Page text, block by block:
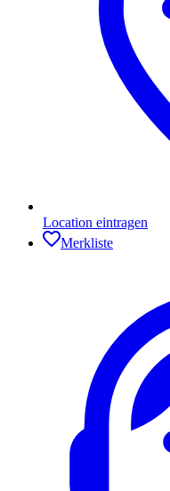
Location eintragen
Merkliste